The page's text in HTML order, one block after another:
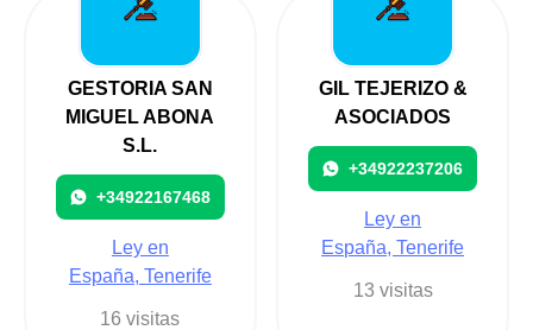
GESTORIA SAN
MIGUEL ABONA
S.L.
+34922167468
Ley en
España, Tenerife
16 visitas
GIL TEJERIZO &
ASOCIADOS
+34922237206
Ley en
España, Tenerife
13 visitas